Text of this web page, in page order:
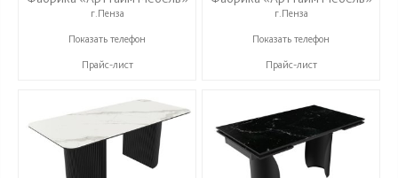
г.Пенза
+7 (800) 201-23-49
Показать телефон
Прайс-лист
г.Пенза
+7 (800) 201-23-49
Показать телефон
Прайс-лист